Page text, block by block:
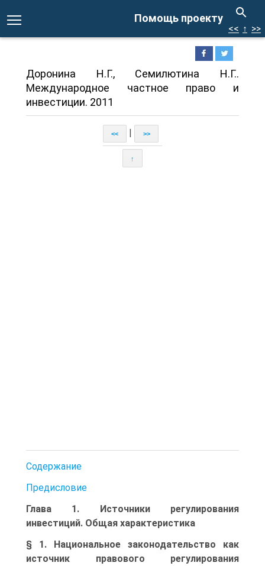
Помощь проекту
<< ↑ >>
Доронина Н.Г., Семилютина Н.Г..
Международное частное право и
инвестиции. 2011
<< >>
↑
Содержание
Предисловие
Глава 1. Источники регулирования
инвестиций. Общая характеристика
§ 1. Национальное законодательство как
источник правового регулирования